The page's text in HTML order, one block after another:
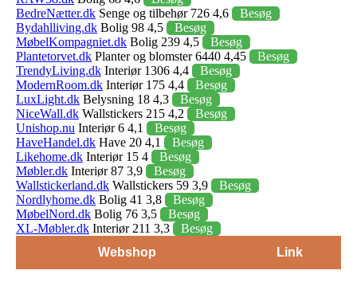
BedreNætter.dk Senge og tilbehør 726 4,6
Besøg
Bydahlliving.dk Bolig 98 4,5
Besøg
MøbelKompagniet.dk Bolig 239 4,5
Besøg
Plantetorvet.dk Planter og blomster 6440 4,45
Besøg
TrendyLiving.dk Interiør 1306 4,4
Besøg
ModernRoom.dk Interiør 175 4,4
Besøg
LuxLight.dk Belysning 18 4,3
Besøg
NiceWall.dk Wallstickers 215 4,2
Besøg
Unishop.nu Interiør 6 4,1
Besøg
HaveHandel.dk Have 20 4,1
Besøg
Likehome.dk Interiør 15 4
Besøg
Møbler.dk Interiør 87 3,9
Besøg
Wallstickerland.dk Wallstickers 59 3,9
Besøg
Nordlyhome.dk Bolig 41 3,8
Besøg
MøbelNord.dk Bolig 76 3,5
Besøg
XL-Møbler.dk Interiør 211 3,3
Besøg
Webshop
Link